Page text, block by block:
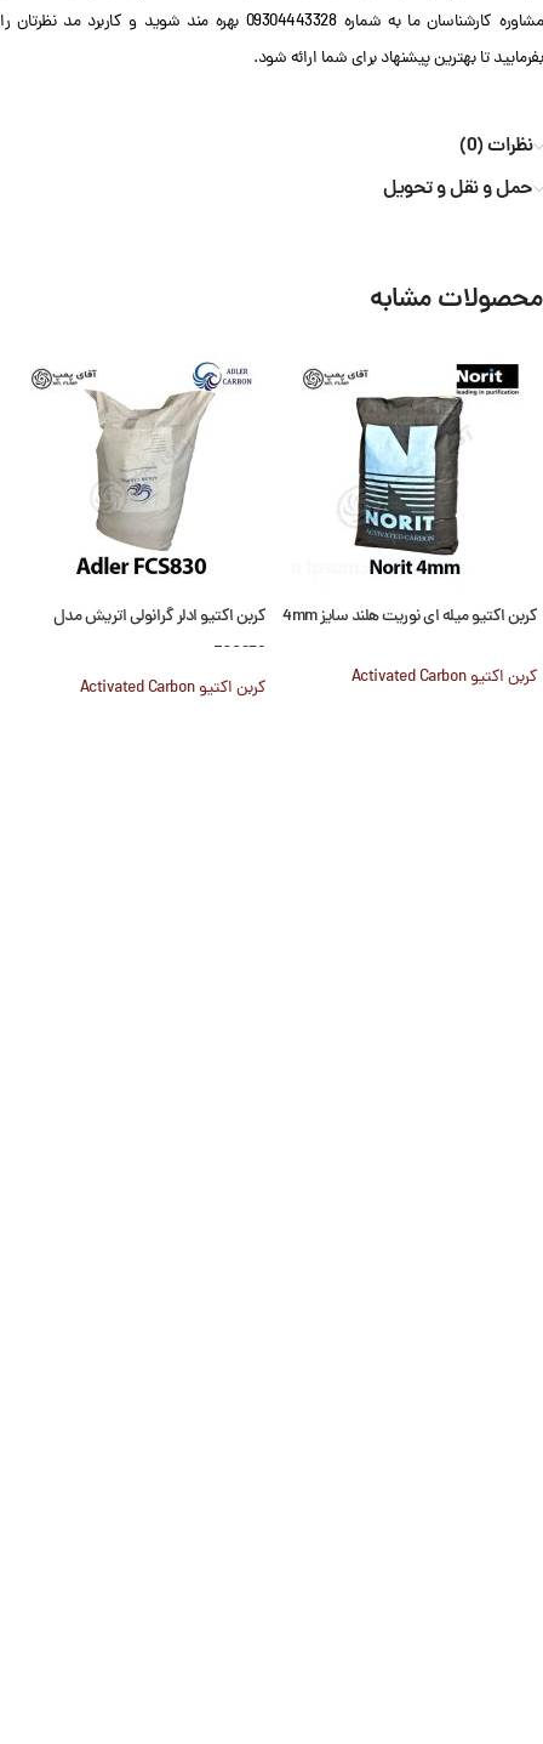
مشاوره کارشناسان ما به شماره 09304443328 بهره مند شوید و کاربرد مد نظرتان را
بفرمایید تا بهترین پیشنهاد برای شما ارائه شود.
نظرات (0)
حمل و نقل و تحویل
محصولات مشابه
کربن اکتیو میله ای نوریت هلند سایز 4mm
کربن اکتیو Activated Carbon
کربن اکتیو ادلر گرانولی اتریش مدل
FCS830
کربن اکتیو Activated Carbon